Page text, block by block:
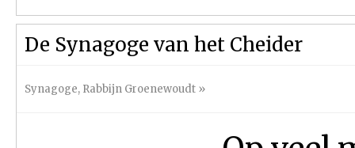
De Synagoge van het Cheider
Synagoge, Rabbijn Groenewoudt »